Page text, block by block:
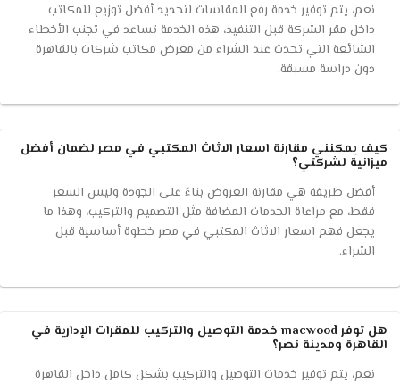
نعم، يتم توفير خدمة رفع المقاسات لتحديد أفضل توزيع للمكاتب
داخل مقر الشركة قبل التنفيذ، هذه الخدمة تساعد في تجنب الأخطاء
الشائعة التي تحدث عند الشراء من معرض مكاتب شركات بالقاهرة
دون دراسة مسبقة.
كيف يمكنني مقارنة اسعار الاثاث المكتبي في مصر لضمان أفضل
ميزانية لشركتي؟
أفضل طريقة هي مقارنة العروض بناءً على الجودة وليس السعر
فقط، مع مراعاة الخدمات المضافة مثل التصميم والتركيب، وهذا ما
يجعل فهم اسعار الاثاث المكتبي في مصر خطوة أساسية قبل
الشراء.
هل توفر macwood خدمة التوصيل والتركيب للمقرات الإدارية في
القاهرة ومدينة نصر؟
نعم، يتم توفير خدمات التوصيل والتركيب بشكل كامل داخل القاهرة